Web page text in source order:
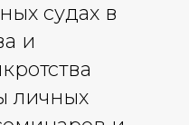
судах в
и
личных